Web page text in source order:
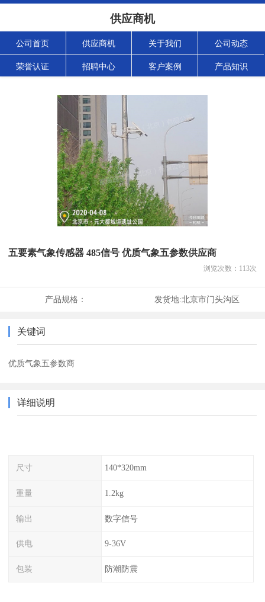
供应商机
公司首页 供应商机 关于我们 公司动态
荣誉认证 招聘中心 客户案例 产品知识
五要素气象传感器 485信号 优质气象五参数供应商
浏览次数： 113次
产品规格： 发货地:北京市门头沟区
关键词
优质气象五参数商
详细说明
尺寸 140*320mm
重量 1.2kg
输出 数字信号
供电 9-36V
包装 防潮防震